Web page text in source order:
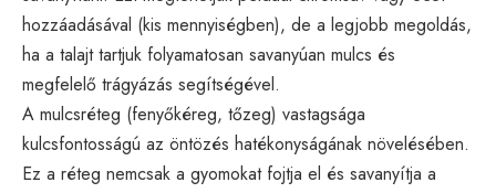
hozzáadásával (kis mennyiségben), de a legjobb megoldás,
ha a talajt tartjuk folyamatosan savanyúan mulcs és
megfelelő trágyázás segítségével.
A mulcsréteg (fenyőkéreg, tőzeg) vastagsága
kulcsfontosságú az öntözés hatékonyságának növelésében.
Ez a réteg nemcsak a gyomokat fojtja el és savanyítja a